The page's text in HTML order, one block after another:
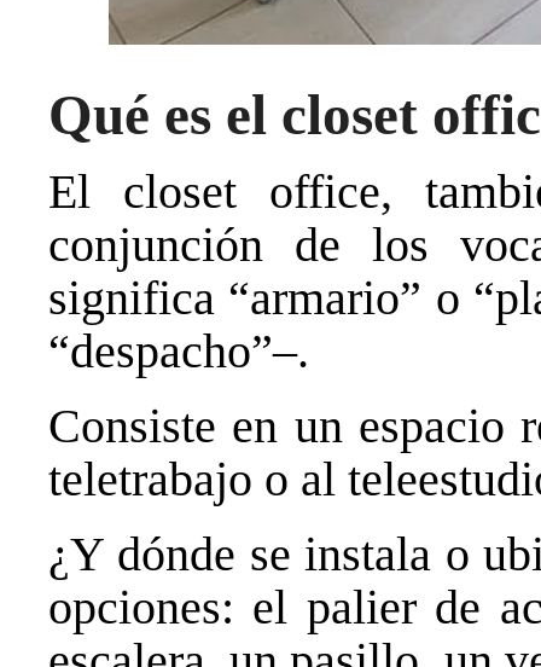
Qué es el closet
El closet office,
conjunción de los
significa “armario” o
“despacho”–.
Consiste en un espacio
teletrabajo o al
¿Y dónde se instala o
opciones: el palier de